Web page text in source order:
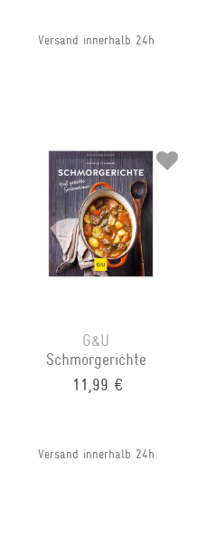
Versand innerhalb 24h
G&U
Schmorgerichte
11,99 €
Versand innerhalb 24h